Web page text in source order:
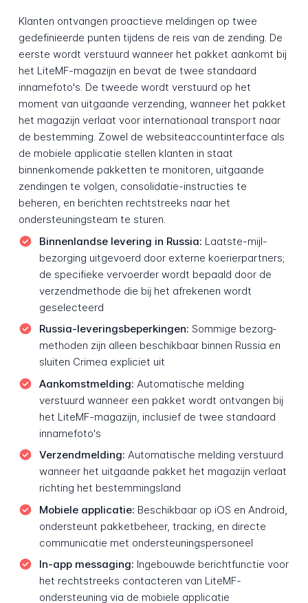
Klanten ontvangen proactieve meldingen op twee
gedefinieerde punten tijdens de reis van de zending. De
eerste wordt verstuurd wanneer het pakket aankomt bij
het LiteMF-magazijn en bevat de twee standaard
inname­foto's. De tweede wordt verstuurd op het
moment van uitgaande verzending, wanneer het pakket
het magazijn verlaat voor internationaal transport naar
de bestemming. Zowel de website­account­interface als
de mobiele applicatie stellen klanten in staat
binnenkomende pakketten te monitoren, uitgaande
zendingen te volgen, consolidatie-instructies te
beheren, en berichten rechtstreeks naar het
ondersteunings­team te sturen.
Binnenlandse levering in Russia: Laatste-mijl-
bezorging uitgevoerd door externe koerier­partners;
de specifieke vervoerder wordt bepaald door de
verzend­methode die bij het afrekenen wordt
geselecteerd
Russia-leveringsbeperkingen: Sommige bezorg­
methoden zijn alleen beschikbaar binnen Russia en
sluiten Crimea expliciet uit
Aankomst­melding: Automatische melding
verstuurd wanneer een pakket wordt ontvangen bij
het LiteMF-magazijn, inclusief de twee standaard
inname­foto's
Verzend­melding: Automatische melding verstuurd
wanneer het uitgaande pakket het magazijn verlaat
richting het bestemmings­land
Mobiele applicatie: Beschikbaar op iOS en Android,
ondersteunt pakket­beheer, tracking, en directe
communicatie met ondersteunings­personeel
In-app messaging: Ingebouwde berichtfunctie voor
het rechtstreeks contacteren van LiteMF-
ondersteuning via de mobiele applicatie